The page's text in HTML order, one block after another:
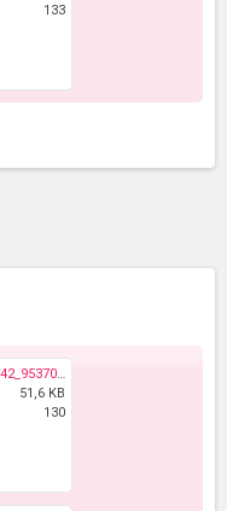
133
71831_574304479265742_953707732_n.jpg
51,6 KB
130